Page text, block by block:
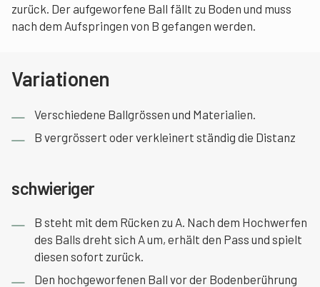
zurück. Der aufgeworfene Ball fällt zu Boden und muss
nach dem Aufspringen von B gefangen werden.
Variationen
Verschiedene Ballgrössen und Materialien.
B vergrössert oder verkleinert ständig die Distanz
schwieriger
B steht mit dem Rücken zu A. Nach dem Hochwerfen
des Balls dreht sich A um, erhält den Pass und spielt
diesen sofort zurück.
Den hochgeworfenen Ball vor der Bodenberührung